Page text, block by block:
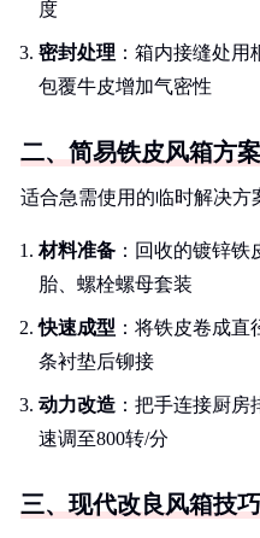
度
密封处理 ：箱内接缝处
包覆牛皮增加气密性
二、简易铁皮风箱方案
适合急需使用的临时解决方
材料准备 ：回收的镀锌铁
胎、螺栓螺母套装
快速成型 ：将铁皮卷成
条衬垫后铆接
动力改造 ：把手连接厨
速调至800转/分
三、现代改良风箱技巧